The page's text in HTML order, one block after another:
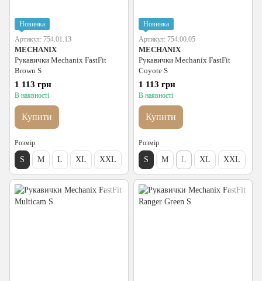
Новинка
Артикул: 754.01.13
MECHANIX
Рукавички Mechanix FastFit
Brown S
1 113 грн
В наявності
Купити
Розмір
S M L XL XXL
Новинка
Артикул: 754.00.05
MECHANIX
Рукавички Mechanix FastFit
Coyote S
1 113 грн
В наявності
Купити
Розмір
S M L XL XXL